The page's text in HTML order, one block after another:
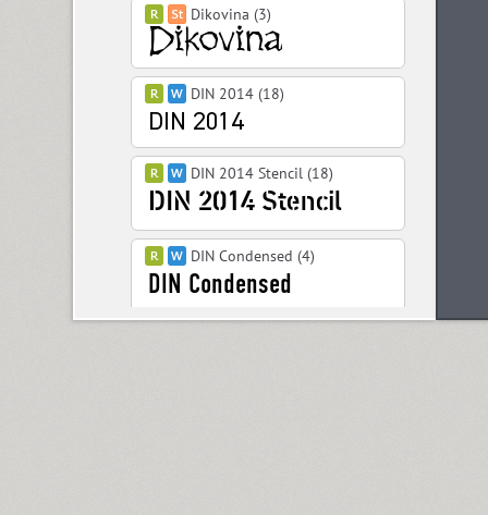
Dikovina (3)
DIN 2014 (18)
DIN 2014 Stencil (18)
DIN Condensed (4)